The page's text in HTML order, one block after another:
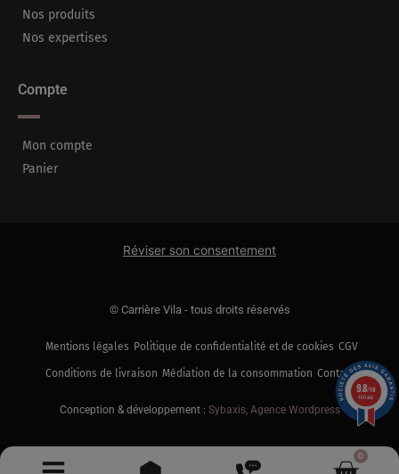
0
Nos produits
Nos expertises
Compte
Mon compte
Panier
Réviser son consentement
© Carrière Vila - tous droits réservés
Mentions légales Politique de confidentialité et de cookies CGV
Conditions de livraison Médiation de la consommation Contact
Conception & développement : Sybaxis, Agence Wordpress
9.8/10
460 avis